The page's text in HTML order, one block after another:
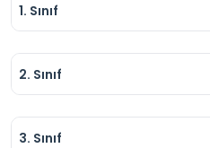
1. Sınıf
2. Sınıf
3. Sınıf